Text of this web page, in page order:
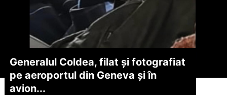
Generalul Coldea, filat și fotografiat
pe aeroportul din Geneva și în
avion...